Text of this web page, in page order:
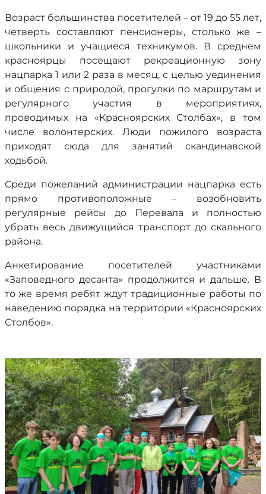
Возраст большинства посетителей – от 19 до 55 лет,
четверть составляют пенсионеры, столько же –
школьники и учащиеся техникумов. В среднем
красноярцы посещают рекреационную зону
нацпарка 1 или 2 раза в месяц, с целью уединения
и общения с природой, прогулки по маршрутам и
регулярного участия в мероприятиях,
проводимых на «Красноярских Столбах», в том
числе волонтерских. Люди пожилого возраста
приходят сюда для занятий скандинавской
ходьбой.
Среди пожеланий администрации нацпарка есть
прямо противоположные – возобновить
регулярные рейсы до Перевала и полностью
убрать весь движущийся транспорт до скального
района.
Анкетирование посетителей участниками
«Заповедного десанта» продолжится и дальше. В
то же время ребят ждут традиционные работы по
наведению порядка на территории «Красноярских
Столбов».